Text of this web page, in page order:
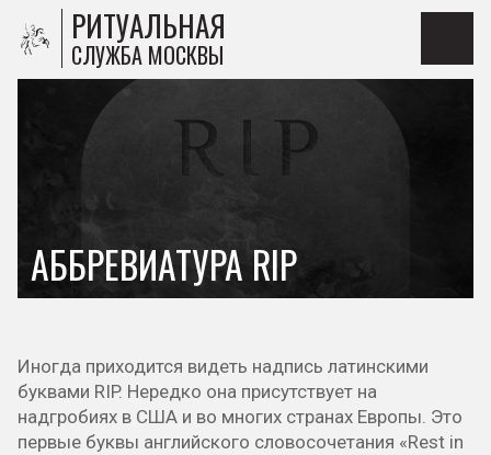
РИТУАЛЬНАЯ
СЛУЖБА МОСКВЫ
АББРЕВИАТУРА RIP
Иногда приходится видеть надпись латинскими
буквами RIP. Нередко она присутствует на
надгробиях в США и во многих странах Европы. Это
первые буквы английского словосочетания «Rest in